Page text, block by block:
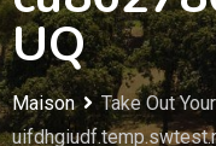
UQ
Maison
Take Out